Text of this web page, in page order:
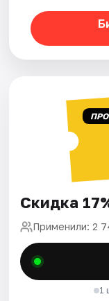
Скидка
Применили: 2
1